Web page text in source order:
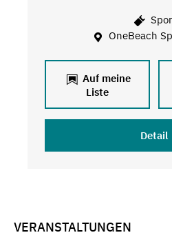
OneBeach
Auf meine
Liste
Detail
VERANSTALTUNGEN